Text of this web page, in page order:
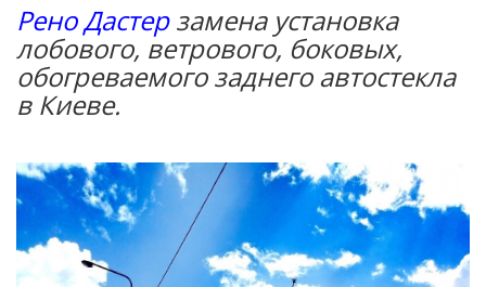
Рено Дастерзамена установка
лобового, ветрового, боковых,
обогреваемого заднего автостекла
в Киеве.